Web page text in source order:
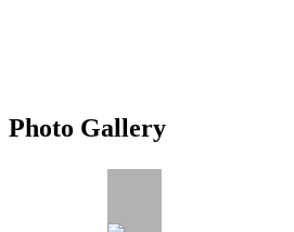
Photo Gallery